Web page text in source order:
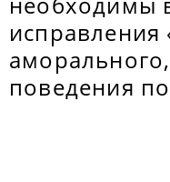
исправления
поведения